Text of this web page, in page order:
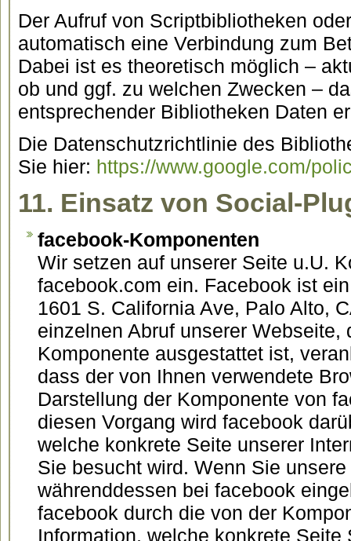
Der Aufruf von Scriptbibliotheken
automatisch eine Verbindung zum
Dabei ist es theoretisch möglich –
ob und ggf. zu welchen Zwecken –
entsprechender Bibliotheken Daten
Die Datenschutzrichtlinie des
Sie hier: https://www.google.com/
11. Einsatz von Social-
facebook-Komponenten
Wir setzen auf unserer Seite u.U.
facebook.com ein. Facebook ist
1601 S. California Ave, Palo Alto,
einzelnen Abruf unserer Webseite,
Komponente ausgestattet ist,
dass der von Ihnen verwendete
Darstellung der Komponente von
diesen Vorgang wird facebook
welche konkrete Seite unserer
Sie besucht wird. Wenn Sie
währenddessen bei facebook
facebook durch die von der
Information, welche konkrete